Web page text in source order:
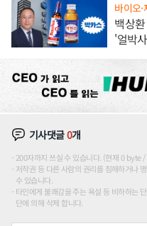
바이오·
백상
'얼박
기사댓글0개
200자까지 쓰실 수 있습니다. (현재 0 byte
저작권 등 다른 사람의 권리를 침해하거나
수 있습니다.
타인에게 불쾌감을 주는 욕설 등 비하하는
단에 의해 삭제 합니다.